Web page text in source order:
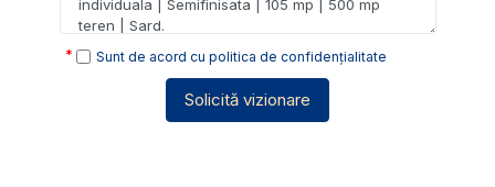
Sunt de acord cu politica de confidențialitate
Solicită vizionare